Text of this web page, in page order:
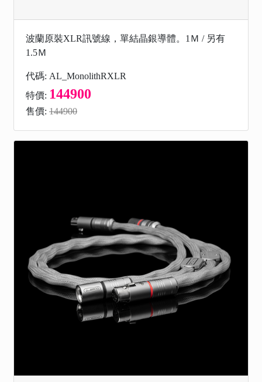
波蘭原裝XLR訊號線，單結晶銀導體。1Ｍ / 另有
1.5Ｍ
代碼: AL_MonolithRXLR
特價: 144900
售價: 144900